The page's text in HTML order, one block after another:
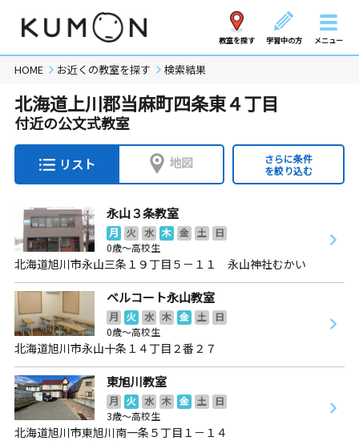
教室を探す 学習中の方 メニュー
HOME お近くの教室を探す 検索結果
北海道上川郡当麻町四条東４丁目
付近の公文式教室
リスト 地図
さらに条件
を絞り込む
永山３条教室
月 火 水 木 金 土
日
0歳～高校生
北海道旭川市永山三条１９丁目５－１１ 永山神社むかい
ベルコート永山教室
月 火 水 木 金 土
日
0歳～高校生
北海道旭川市永山十条１４丁目２番２７
東旭川教室
月 火 水 木 金 土
日
3歳～高校生
北海道旭川市東旭川南一条５丁目１－１４